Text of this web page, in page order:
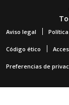
Aviso legal
Código ético
Preferencias de